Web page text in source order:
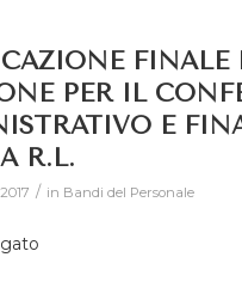
FINALE
PER IL
E
R.L.
/ in Bandi del Personale